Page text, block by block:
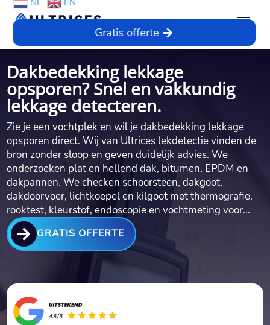
NL EN
Gratis offerte
Dakbedekking lekkage
opsporen? Snel en vakkundig
lekkage detecteren.
Zie je een vochtplek en wil je dakbedekking lekkage
opsporen direct.​ Wij van Ultrices lekdetectie vinden de
bron zonder sloop en geven duidelijk advies.​ We
onderzoeken plat en hellend dak, bitumen, EPDM en
dakpannen.​ We checken schoorsteen, dakgoot,
dakdoorvoer, lichtkoepel en kilgoot met thermografie,
rooktest, kleurstof, endoscopie en vochtmeting voor…
 GRATIS OFFERTE